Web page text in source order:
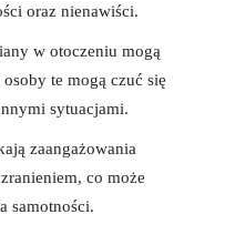
oraz nienawiści.
w otoczeniu mogą
te mogą czuć się
⁢sytuacjami.
zaangażowania
co może
samotności.